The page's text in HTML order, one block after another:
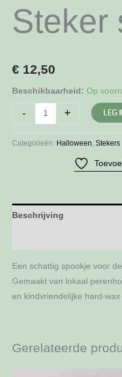
Steker
€ 12,50
Beschikbaarheid: Op
-
aantal
+ LEG
Categorieën: Halloween, Stekers
Beschrijving
Een schattig spookje voor
Gemaakt van lokaal
en kindvriendelijke hard-wax
Gerelateerde